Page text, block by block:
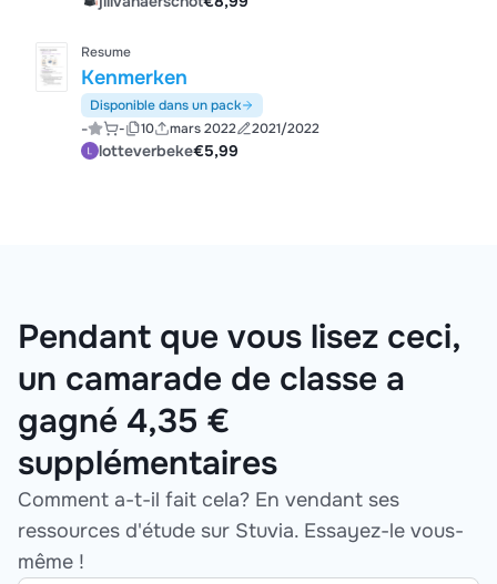
Resume
Kenmerken
Disponible dans un pack
- - 10 mars 2022 2021/2022
lotteverbeke€5,99
Pendant que vous lisez ceci,
un camarade de classe a
gagné 4,35 €
supplémentaires
Comment a-t-il fait cela? En vendant ses
ressources d'étude sur Stuvia. Essayez-le vous-
même !